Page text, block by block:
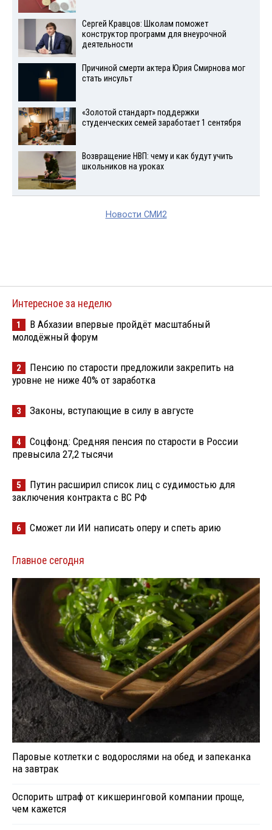
Сергей Кравцов: Школам поможет
конструктор программ для внеурочной
деятельности
Причиной смерти актера Юрия Смирнова мог
стать инсульт
«Золотой стандарт» поддержки
студенческих семей заработает 1 сентября
Возвращение НВП: чему и как будут учить
школьников на уроках
Новости СМИ2
Интересное за неделю
1
В Абхазии впервые пройдёт масштабный
молодёжный форум
2
Пенсию по старости предложили закрепить на
уровне не ниже 40% от заработка
3 Законы, вступающие в силу в августе
4
Соцфонд: Средняя пенсия по старости в России
превысила 27,2 тысячи
5
Путин расширил список лиц с судимостью для
заключения контракта с ВС РФ
6 Сможет ли ИИ написать оперу и спеть арию
Главное сегодня
Паровые котлетки с водорослями на обед и запеканка
на завтрак
Оспорить штраф от кикшеринговой компании проще,
чем кажется